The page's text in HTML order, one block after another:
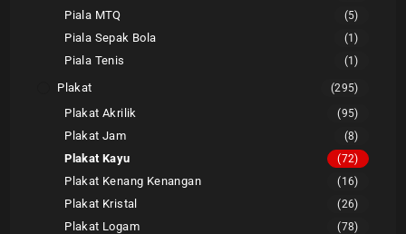
Piala MTQ (5)
Piala Sepak Bola (1)
Piala Tenis (1)
Plakat (295)
Plakat Akrilik (95)
Plakat Jam (8)
Plakat Kayu (72)
Plakat Kenang Kenangan (16)
Plakat Kristal (26)
Plakat Logam (78)